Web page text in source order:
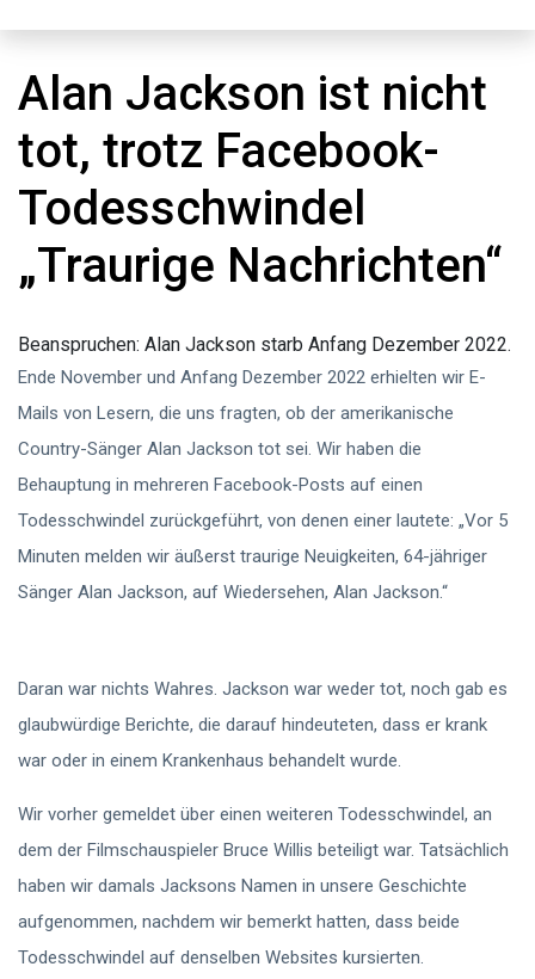
Alan Jackson ist nicht
tot, trotz Facebook-
Todesschwindel
„Traurige Nachrichten“
Beanspruchen: Alan Jackson starb Anfang Dezember 2022.
Ende November und Anfang Dezember 2022 erhielten wir E-
Mails von Lesern, die uns fragten, ob der amerikanische
Country-Sänger Alan Jackson tot sei. Wir haben die
Behauptung in mehreren Facebook-Posts auf einen
Todesschwindel zurückgeführt, von denen einer lautete: „Vor 5
Minuten melden wir äußerst traurige Neuigkeiten, 64-jähriger
Sänger Alan Jackson, auf Wiedersehen, Alan Jackson.“
Daran war nichts Wahres. Jackson war weder tot, noch gab es
glaubwürdige Berichte, die darauf hindeuteten, dass er krank
war oder in einem Krankenhaus behandelt wurde.
Wir vorher gemeldet über einen weiteren Todesschwindel, an
dem der Filmschauspieler Bruce Willis beteiligt war. Tatsächlich
haben wir damals Jacksons Namen in unsere Geschichte
aufgenommen, nachdem wir bemerkt hatten, dass beide
Todesschwindel auf denselben Websites kursierten.